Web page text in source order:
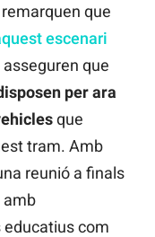
que
escenari
que
per ara
que
tram. Amb
reunió a finals
amb
com